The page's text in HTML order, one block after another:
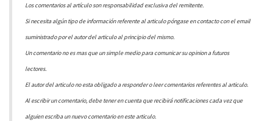
Los comentarios al artículo son responsabilidad exclusiva del remitente.
Si necesita algún tipo de información referente al articulo póngase en contacto con el email
suministrado por el autor del articulo al principio del mismo.
Un comentario no es mas que un simple medio para comunicar su opinion a futuros
lectores.
El autor del articulo no esta obligado a responder o leer comentarios referentes al articulo.
Al escribir un comentario, debe tener en cuenta que recibirá notificaciones cada vez que
alguien escriba un nuevo comentario en este articulo.